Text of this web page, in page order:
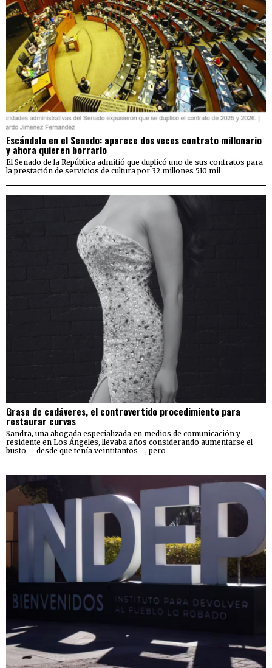
Escándalo en el Senado: aparece dos veces contrato millonario
y ahora quieren borrarlo
El Senado de la República admitió que duplicó uno de sus contratos para
la prestación de servicios de cultura por 32 millones 510 mil
Grasa de cadáveres, el controvertido procedimiento para
restaurar curvas
Sandra, una abogada especializada en medios de comunicación y
residente en Los Ángeles, llevaba años considerando aumentarse el
busto —desde que tenía veintitantos—, pero